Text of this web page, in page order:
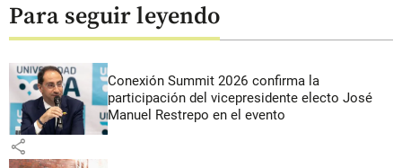
Para seguir leyendo
Conexión Summit 2026 confirma la
participación del vicepresidente electo José
Manuel Restrepo en el evento
share